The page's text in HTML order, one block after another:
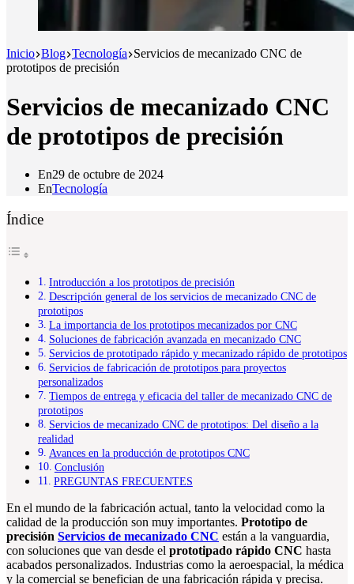
Inicio Blog Tecnología Servicios de mecanizado CNC de
prototipos de precisión
Servicios de mecanizado CNC
de prototipos de precisión
En29 de octubre de 2024
EnTecnología
Índice
Introducción a los prototipos de precisión
Descripción general de los servicios de mecanizado CNC de
prototipos
La importancia de los prototipos mecanizados por CNC
Soluciones de fabricación avanzada en mecanizado CNC
Servicios de prototipado rápido y mecanizado rápido de prototipos
Servicios de fabricación de prototipos para proyectos
personalizados
Tiempos de entrega y eficacia del taller de mecanizado CNC de
prototipos
Servicios de mecanizado CNC de prototipos: Del diseño a la
realidad
Avances en la producción de prototipos CNC
Conclusión
PREGUNTAS FRECUENTES
En el mundo de la fabricación actual, tanto la velocidad como la
calidad de la producción son muy importantes. Prototipo de
precisión Servicios de mecanizado CNC están a la vanguardia,
con soluciones que van desde el prototipado rápido CNC hasta
acabados personalizados. Industrias como la aeroespacial, la médica
y la comercial se benefician de una fabricación rápida y precisa.